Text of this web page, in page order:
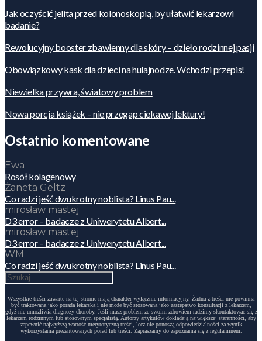
Jak oczyścić jelita przed kolonoskopią, by ułatwić lekarzowi
badanie?
Rewolucyjny booster zbawienny dla skóry – dzieło rodzinnej pasji
Obowiązkowy kask dla dzieci na hulajnodze. Wchodzi przepis!
Niewielka przywra, światowy problem
Nowa porcja książek – nie przegap ciekawej lektury!
Ostatnio komentowane
Ewa
Rosół kolagenowy
Żaneta Geltz
Co radzi jeść dwukrotny noblista? Linus Pau...
mirosław mastej
D3 error – badacze z Uniwerytetu Albert...
mirosław mastej
D3 error – badacze z Uniwerytetu Albert...
WM
Co radzi jeść dwukrotny noblista? Linus Pau...
Wszystkie treści zawarte na tej stronie mają charakter wyłącznie informacyjny. Żadna z treści nie powinna
być traktowana jako porada lekarska i nie może być stosowana jako zastępstwo konsultacji z lekarzem,
gdyż nie umożliwia diagnozy choroby. Jeśli masz problem ze swoim zdrowiem radzimy skontaktować się z
lekarzem rodzinnym lub stosownym specjalistą. Autorzy artykułów dokładają największej staranności, aby
zapewnić najwyższą wartość merytoryczną treści, lecz nie ponoszą odpowiedzialności za wynik
wykorzystania prezentowanych porad lub treści. Zapraszamy do zapoznania się z regulaminem.